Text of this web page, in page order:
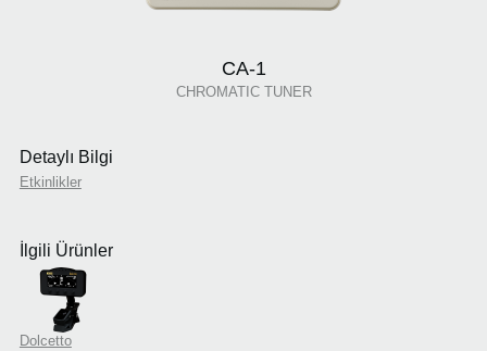
CA-1
CHROMATIC TUNER
Detaylı Bilgi
Etkinlikler
İlgili Ürünler
Dolcetto